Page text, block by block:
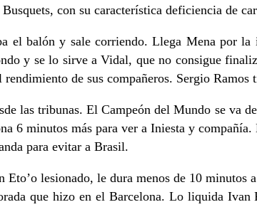
con su característica deficiencia de
el balón y sale corriendo. Llega Mena por
y se lo sirve a Vidal, que no consigue
de sus compañeros. Sergio
las tribunas. El Campeón del Mundo se va
6 minutos más para ver a Iniesta y
para evitar a Brasil.
lesionado, le dura menos de 10
que hizo en el Barcelona. Lo liquida